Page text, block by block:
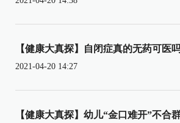
【健康大真探】自闭症真的无药可医
2021-04-20 14:27
【健康大真探】幼儿“金口难开”不合